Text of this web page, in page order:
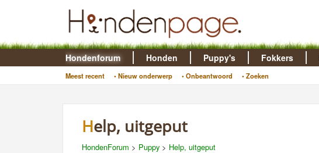
Hondenforum
Meest recent • Nieuw onderwerp • Onbeantwoord • Zoeken
Honden Puppy's Fokkers
Help, uitgeput
HondenForum > Puppy > Help, uitgeput